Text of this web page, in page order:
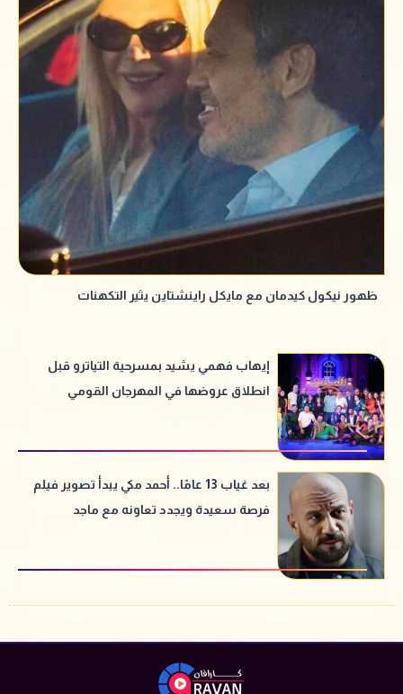
ظهور نيكول كيدمان مع مايكل راينشتاين يثير التكهنات
إيهاب فهمي يشيد بمسرحية التياترو قبل
انطلاق عروضها في المهرجان القومي
بعد غياب 13 عامًا.. أحمد مكي يبدأ تصوير فيلم
فرصة سعيدة ويجدد تعاونه مع ماجد